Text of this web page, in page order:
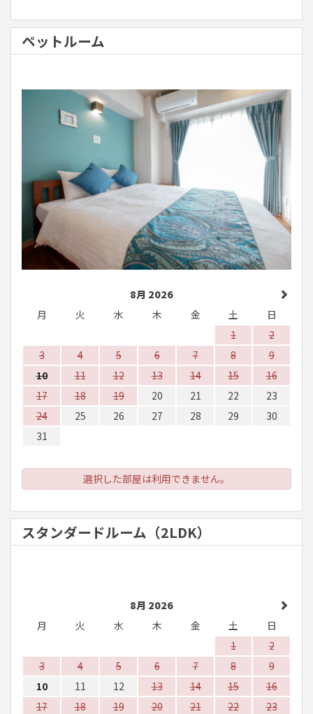
ペットルーム
8月 2026
月
火 水 木 金 土
日
1
2
3
4 5 6 7 8
9
10
11 12 13 14 15
16
17
18 19 20 21 22
23
24
25 26 27 28 29
30
31
選択した部屋は利用できません。
スタンダードルーム（2LDK）
8月 2026
月
火 水 木 金 土
日
1
2
3
4 5 6 7 8
9
10
11 12 13 14 15
16
17
18 19 20 21 22 23